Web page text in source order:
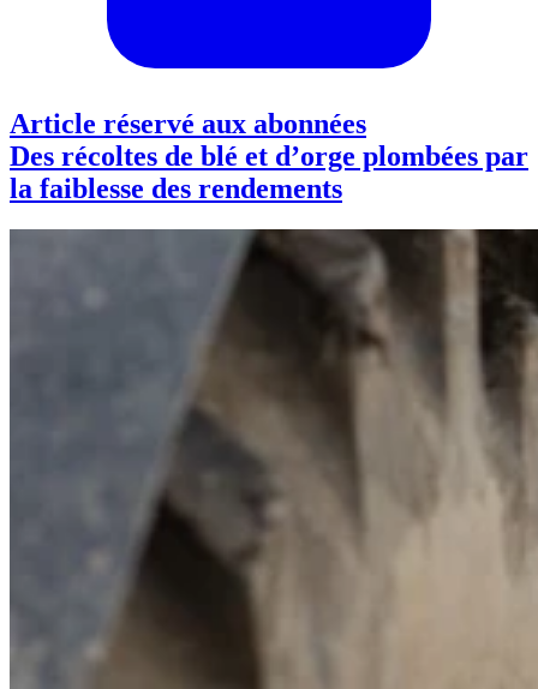
Article réservé aux abonnées
Des récoltes de blé et d’orge plombées par
la faiblesse des rendements